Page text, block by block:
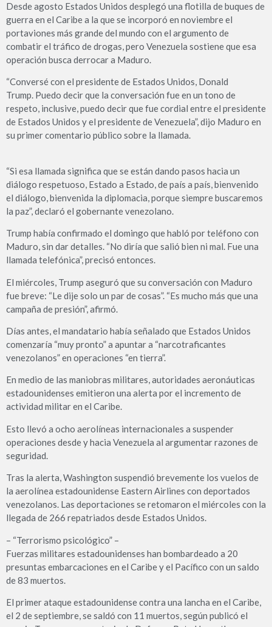
Desde agosto Estados Unidos desplegó una flotilla de buques de
guerra en el Caribe a la que se incorporó en noviembre el
portaviones más grande del mundo con el argumento de
combatir el tráfico de drogas, pero Venezuela sostiene que esa
operación busca derrocar a Maduro.
“Conversé con el presidente de Estados Unidos, Donald
Trump. Puedo decir que la conversación fue en un tono de
respeto, inclusive, puedo decir que fue cordial entre el presidente
de Estados Unidos y el presidente de Venezuela”, dijo Maduro en
su primer comentario público sobre la llamada.
“Si esa llamada significa que se están dando pasos hacia un
diálogo respetuoso, Estado a Estado, de país a país, bienvenido
el diálogo, bienvenida la diplomacia, porque siempre buscaremos
la paz”, declaró el gobernante venezolano.
Trump había confirmado el domingo que habló por teléfono con
Maduro, sin dar detalles. “No diría que salió bien ni mal. Fue una
llamada telefónica”, precisó entonces.
El miércoles, Trump aseguró que su conversación con Maduro
fue breve: “Le dije solo un par de cosas”. “Es mucho más que una
campaña de presión”, afirmó.
Días antes, el mandatario había señalado que Estados Unidos
comenzaría “muy pronto” a apuntar a “narcotraficantes
venezolanos” en operaciones “en tierra”.
En medio de las maniobras militares, autoridades aeronáuticas
estadounidenses emitieron una alerta por el incremento de
actividad militar en el Caribe.
Esto llevó a ocho aerolíneas internacionales a suspender
operaciones desde y hacia Venezuela al argumentar razones de
seguridad.
Tras la alerta, Washington suspendió brevemente los vuelos de
la aerolínea estadounidense Eastern Airlines con deportados
venezolanos. Las deportaciones se retomaron el miércoles con la
llegada de 266 repatriados desde Estados Unidos.
– “Terrorismo psicológico” –
Fuerzas militares estadounidenses han bombardeado a 20
presuntas embarcaciones en el Caribe y el Pacífico con un saldo
de 83 muertos.
El primer ataque estadounidense contra una lancha en el Caribe,
el 2 de septiembre, se saldó con 11 muertos, según publicó el